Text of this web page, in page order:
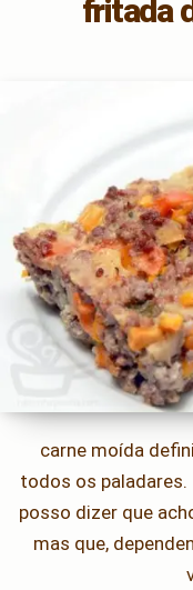
fritada
carne moída
todos os
posso dizer que
mas que,